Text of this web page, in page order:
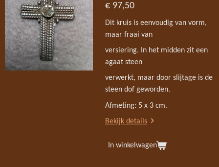
€ 97,50
Dit kruis is eenvoudig van vorm,
maar fraai van
versiering. In het midden zit een
agaat steen
verwerkt, maar door slijtage is de
steen dof geworden.
Afmeting: 5 x 3 cm.
Bekijk details
In winkelwagen